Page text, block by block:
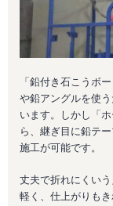
「鉛付き石こうボ
や鉛アングルを使
います。しかし「
ら、継ぎ目に鉛テ
施工が可能です。
丈夫で折れにくい
軽く、仕上がりも